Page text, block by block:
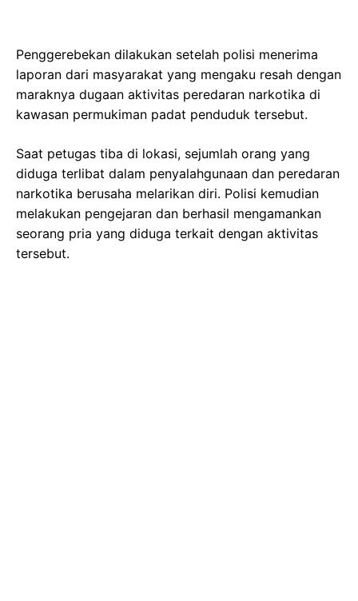
Penggerebekan dilakukan setelah polisi menerima
laporan dari masyarakat yang mengaku resah dengan
maraknya dugaan aktivitas peredaran narkotika di
kawasan permukiman padat penduduk tersebut.
Saat petugas tiba di lokasi, sejumlah orang yang
diduga terlibat dalam penyalahgunaan dan peredaran
narkotika berusaha melarikan diri. Polisi kemudian
melakukan pengejaran dan berhasil mengamankan
seorang pria yang diduga terkait dengan aktivitas
tersebut.